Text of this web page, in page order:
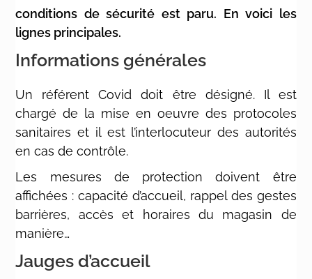
conditions de sécurité est paru. En voici les
lignes principales.
Informations générales
Un référent Covid doit être désigné. Il est
chargé de la mise en oeuvre des protocoles
sanitaires et il est l’interlocuteur des autorités
en cas de contrôle.
Les mesures de protection doivent être
affichées : capacité d’accueil, rappel des gestes
barrières, accès et horaires du magasin de
manière…
Jauges d’accueil